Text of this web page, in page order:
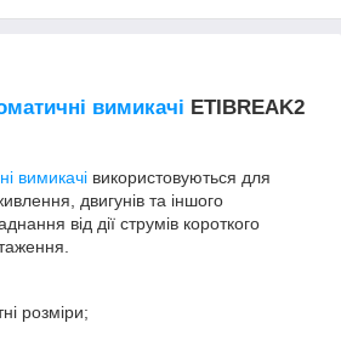
вимикачі ETIBREAK2
вимикачі використовуються для
двигунів та іншого
від дії струмів короткого
розміри;